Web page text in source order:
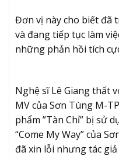
Đơn vị này cho biết đã
và đang tiếp tục làm
những phản hồi tích
Nghệ sĩ Lê Giang thất
MV của Sơn Tùng M-TP
phẩm ”Tàn Chỉ” bị sử
“Come My Way” của
đã xin lỗi nhưng tác